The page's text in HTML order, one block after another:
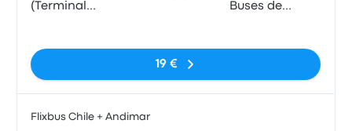
(Terminal
Buses de
19 €
Flixbus Chile + Andimar